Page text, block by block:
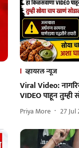
व्हायरल न्यूज
Viral Video:
VIDEO पाहून तुम्ही
Priya More 27 Jul